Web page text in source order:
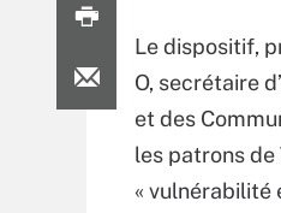
Le dispositif,
O, secrétaire
et des
les patrons de
« vulnérabilité